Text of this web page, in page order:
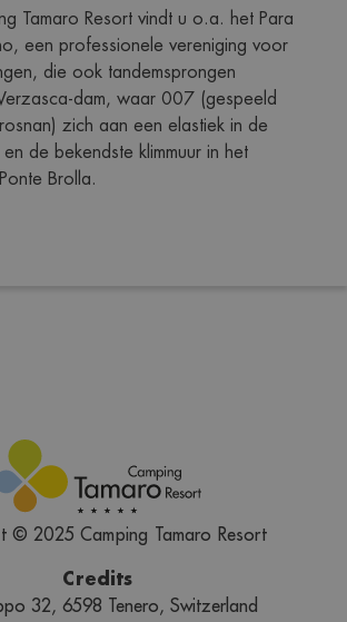
Tamaro Resort vindt u o.a. het Para
een professionele vereniging voor
die ook tandemsprongen
dam, waar 007 (gespeeld
zich aan een elastiek in de
de bekendste klimmuur in het
Brolla.
© 2025 Camping Tamaro Resort
Credits
32, 6598 Tenero, Switzerland